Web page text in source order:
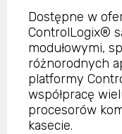
Dostępne w
ControlLogix®
modułowymi,
różnorodnych
platformy
współpracę
procesorów
kasecie.